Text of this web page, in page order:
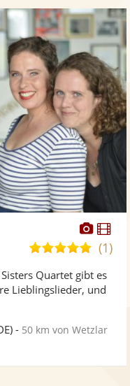
Fotos
5,0
5
(1)
Quartet gibt es
Lieblingslieder, und
- 50 km von Wetzlar